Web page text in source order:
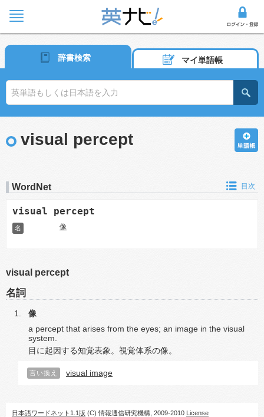
辞書検索 マイ単語帳
visual percept
WordNet 目次
visual percept
名 像
visual percept
名詞
像
a percept that arises from the eyes; an image in the visual
system.
目に起因する知覚表象。視覚体系の像。
言い換え visual image
日本語ワードネット1.1版 (C) 情報通信研究機構, 2009-2010 License